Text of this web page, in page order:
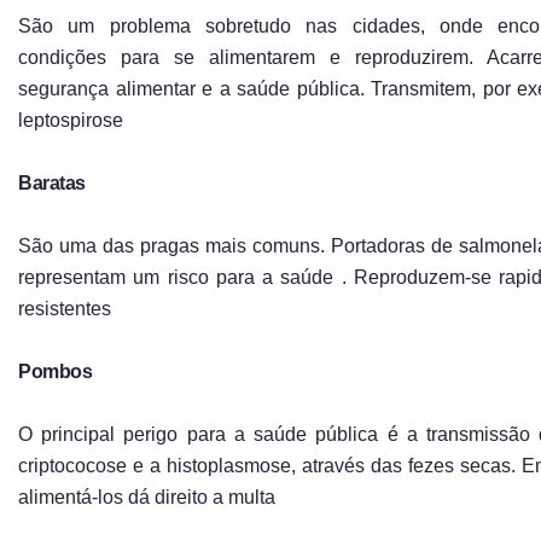
São um problema sobretudo nas cidades, onde
condições para se alimentarem e reproduzirem.
segurança alimentar e a saúde pública. Transmitem, por
leptospirose
Baratas
São uma das pragas mais comuns. Portadoras de
representam um risco para a saúde . Reproduzem-se
resistentes
Pombos
O principal perigo para a saúde pública é a transmissão
criptococose e a histoplasmose, através das fezes secas.
alimentá-los dá direito a multa